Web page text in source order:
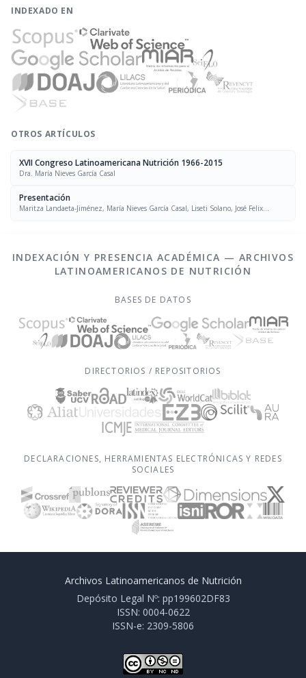
INDEXADO EN
OTROS ARTÍCULOS
XVII Congreso Latinoamericana Nutrición 1966-2015
Dra. María Nieves García Casal
Presentación
Maritza Landaeta-Jiménez, María Nieves García Casal, Liseti Solano, José Felix
INDEXACIÓN Y PRESENCIA ACADÉMICA — ARCHIVOS
LATINOAMERICANOS DE NUTRICIÓN
BASES DE DATOS
DIRECTORIOS / REPOSITORIOS
DECLARACIONES, HERRAMIENTAS ELECTRÓNICAS Y REDES
SOCIALES
Archivos Latinoamericanos de Nutrición
Depósito Legal Nº: pp199602DF83
ISSN: 0004-0622
ISSN-e: 2309-5806